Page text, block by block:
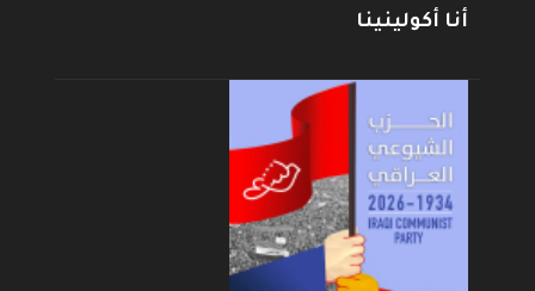
أنا أكولينينا